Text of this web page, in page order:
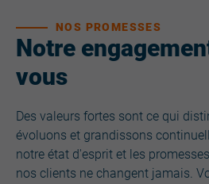
Notre
vous
NOS PROMESSES
Des valeurs fortes sont ce qui
évoluons et grandissons
notre état d'esprit et les
nos clients ne changent jamais.